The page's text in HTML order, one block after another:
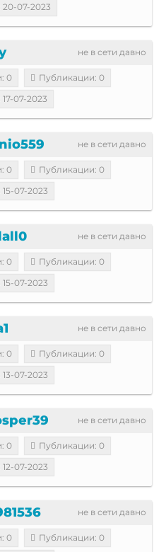
20-07-2023
не в сети давно
0
Публикации: 0
07-2023
не в сети давно
0
Публикации: 0
07-2023
не в сети давно
0
Публикации: 0
07-2023
не в сети давно
0
Публикации: 0
07-2023
не в сети давно
0
Публикации: 0
07-2023
не в сети давно
0
Публикации: 0